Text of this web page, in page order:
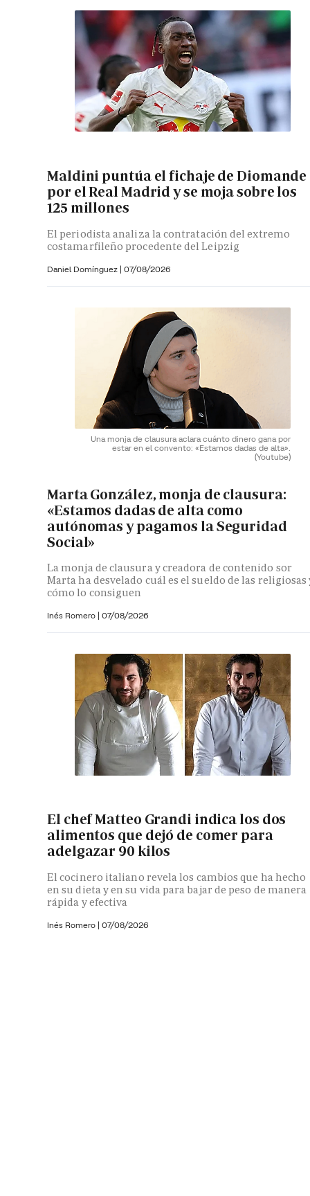
Maldini puntúa el fichaje de Diomande
por el Real Madrid y se moja sobre los
125 millones
El periodista analiza la contratación del extremo
costamarfileño procedente del Leipzig
Daniel Domínguez | 07/08/2026
Una monja de clausura aclara cuánto dinero gana por
estar en el convento: «Estamos dadas de alta».
(Youtube)
Marta González, monja de clausura:
«Estamos dadas de alta como
autónomas y pagamos la Seguridad
Social»
La monja de clausura y creadora de contenido sor
Marta ha desvelado cuál es el sueldo de las religiosas
cómo lo consiguen
Inés Romero | 07/08/2026
El chef Matteo Grandi indica los dos
alimentos que dejó de comer para
adelgazar 90 kilos
El cocinero italiano revela los cambios que ha hecho
en su dieta y en su vida para bajar de peso de manera
rápida y efectiva
Inés Romero | 07/08/2026